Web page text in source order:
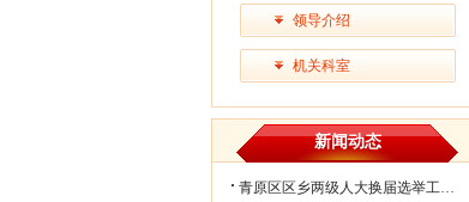
领导介绍
机关科室
新闻动态
青原区区乡两级人大换届选举工作会议...